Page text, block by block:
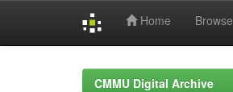
Home Browse
CMMU Digital Archive